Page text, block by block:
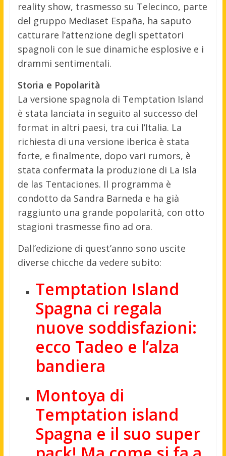
reality show, trasmesso su Telecinco, parte
del gruppo Mediaset España, ha saputo
catturare l’attenzione degli spettatori
spagnoli con le sue dinamiche esplosive e i
drammi sentimentali.
Storia e Popolarità
La versione spagnola di Temptation Island
è stata lanciata in seguito al successo del
format in altri paesi, tra cui l’Italia. La
richiesta di una versione iberica è stata
forte, e finalmente, dopo vari rumors, è
stata confermata la produzione di La Isla
de las Tentaciones. Il programma è
condotto da Sandra Barneda e ha già
raggiunto una grande popolarità, con otto
stagioni trasmesse fino ad ora.
Dall’edizione di quest’anno sono uscite
diverse chicche da vedere subito:
Temptation Island
Spagna ci regala
nuove soddisfazioni:
ecco Tadeo e l’alza
bandiera
Montoya di
Temptation island
Spagna e il suo super